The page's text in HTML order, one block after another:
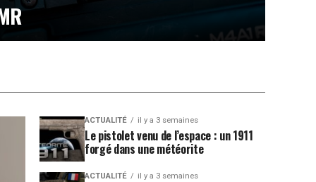
ACTUALITÉ il y a 3 semaines
Le pistolet venu de l’espace : un 1911
forgé dans une météorite
ACTUALITÉ il y a 3 semaines